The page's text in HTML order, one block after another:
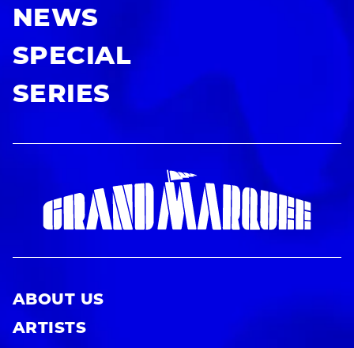
NEWS
SPECIAL
SERIES
ABOUT US
ARTISTS